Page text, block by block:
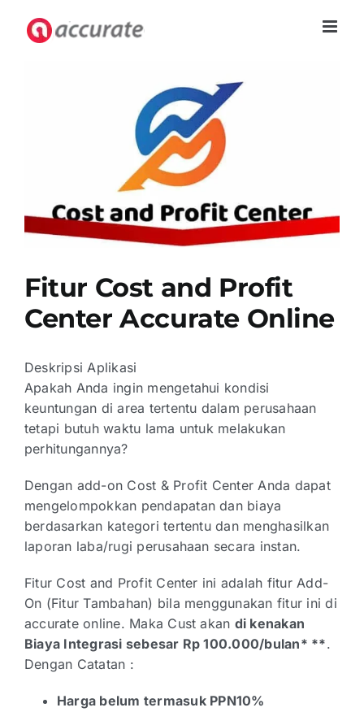
Fitur Cost and Profit
Center Accurate Online
Deskripsi Aplikasi
Apakah Anda ingin mengetahui kondisi
keuntungan di area tertentu dalam perusahaan
tetapi butuh waktu lama untuk melakukan
perhitungannya?
Dengan add-on Cost & Profit Center Anda dapat
mengelompokkan pendapatan dan biaya
berdasarkan kategori tertentu dan menghasilkan
laporan laba/rugi perusahaan secara instan.
Fitur Cost and Profit Center ini adalah fitur Add-
On (Fitur Tambahan) bila menggunakan fitur ini di
accurate online. Maka Cust akan di kenakan
Biaya Integrasi sebesar Rp 100.000/bulan* **.
Dengan Catatan :
Harga belum termasuk PPN10%